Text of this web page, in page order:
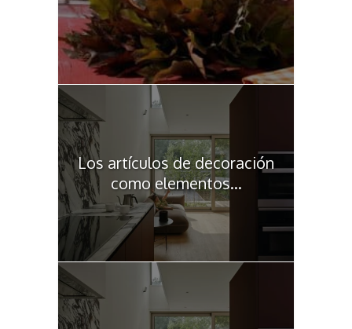
Los artículos de decoración
como elementos...